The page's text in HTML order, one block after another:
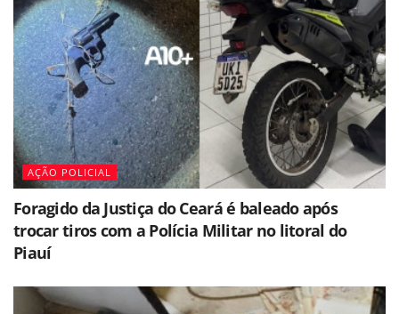
AÇÃO POLICIAL
Foragido da Justiça do Ceará é baleado após
trocar tiros com a Polícia Militar no litoral do
Piauí